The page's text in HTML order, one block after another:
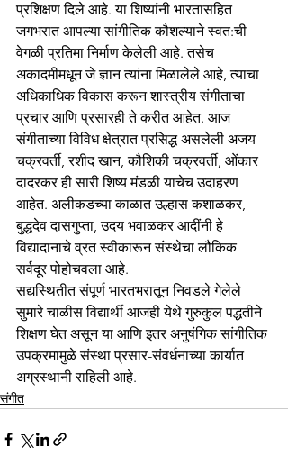
प्रशिक्षण दिले आहे. या शिष्यांनी भारतासहित
जगभरात आपल्या सांगीतिक कौशल्याने स्वत:ची
वेगळी प्रतिमा निर्माण केलेली आहे. तसेच
अकादमीमधून जे ज्ञान त्यांना मिळालेले आहे, त्याचा
अधिकाधिक विकास करून शास्त्रीय संगीताचा
प्रचार आणि प्रसारही ते करीत आहेत. आज
संगीताच्या विविध क्षेत्रात प्रसिद्ध असलेली अजय
चक्रवर्ती, रशीद खान, कौशिकी चक्रवर्ती, ओंकार
दादरकर ही सारी शिष्य मंडळी याचेच उदाहरण
आहेत. अलीकडच्या काळात उल्हास कशाळकर,
बुद्धदेव दासगुप्ता, उदय भवाळकर आदींनी हे
विद्यादानाचे व्रत स्वीकारून संस्थेचा लौकिक
सर्वदूर पोहोचवला आहे.
सद्यस्थितीत संपूर्ण भारतभरातून निवडले गेलेले
सुमारे चाळीस विद्यार्थी आजही येथे गुरुकुल पद्धतीने
शिक्षण घेत असून या आणि इतर अनुषंगिक सांगीतिक
उपक्रमामुळे संस्था प्रसार-संवर्धनाच्या कार्यात
अग्रस्थानी राहिली आहे.
संगीत